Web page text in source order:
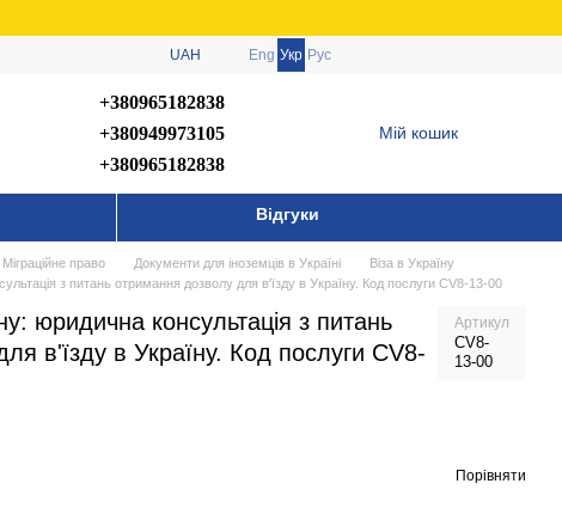
UAH Eng Укр Рус
+380965182838
+380949973105
+380965182838
Мій кошик
Відгуки
Міграційне право Документи для іноземців в Україні
Віза в Україну
з питань отримання дозволу для в'їзду в Україну. Код послуги CV8-13-00
юридична консультація з питань
в'їзду в Україну. Код послуги CV8-
Артикул
CV8-
13-00
Порівняти